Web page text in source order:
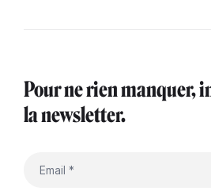
Pour ne rien manquer,
la newsletter.